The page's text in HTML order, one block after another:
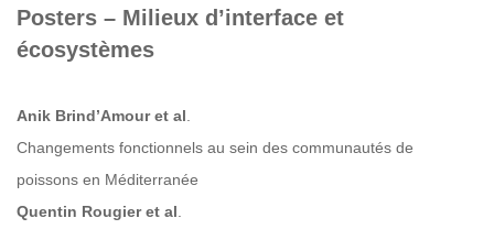
Posters – Milieux d’interface et
écosystèmes
Anik Brind’Amour et al
Changements fonctionnels au sein des communautés de
poissons en Méditerranée
Quentin Rougier et al